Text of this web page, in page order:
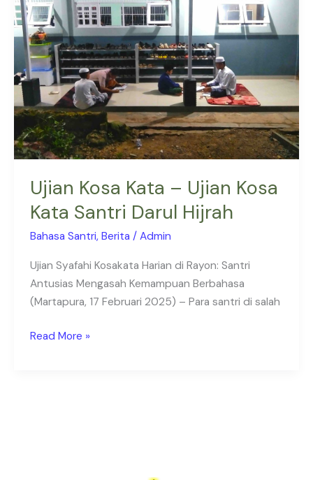
Ujian Kosa Kata – Ujian Kosa
Kata Santri Darul Hijrah
Bahasa Santri,Berita /Admin
Ujian Syafahi Kosakata Harian di Rayon: Santri
Antusias Mengasah Kemampuan Berbahasa
(Martapura, 17 Februari 2025) – Para santri di salah
–
Ujian
Kosa
Kata
Santri
Darul
Hijrah
Read More »